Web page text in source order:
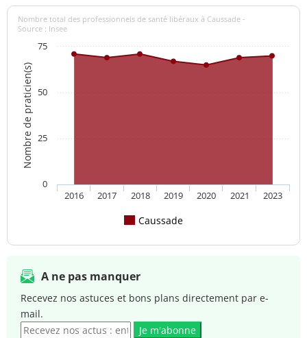
Nombre de praticien(s)
Nombre total des professionnels de santé libéraux à Caussade -
Source : Insee
Caussade
2016 2017 2018 2019 2020 2021 2023
0
25
50
75
A ne pas manquer
Recevez nos astuces et bons plans directement par e-
mail.
Je m'abonne